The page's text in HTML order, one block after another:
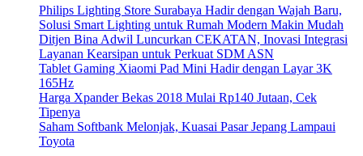
Philips Lighting Store Surabaya Hadir dengan Wajah Baru,
Solusi Smart Lighting untuk Rumah Modern Makin Mudah
Ditjen Bina Adwil Luncurkan CEKATAN, Inovasi Integrasi
Layanan Kearsipan untuk Perkuat SDM ASN
Tablet Gaming Xiaomi Pad Mini Hadir dengan Layar 3K
165Hz
Harga Xpander Bekas 2018 Mulai Rp140 Jutaan, Cek
Tipenya
Saham Softbank Melonjak, Kuasai Pasar Jepang Lampaui
Toyota